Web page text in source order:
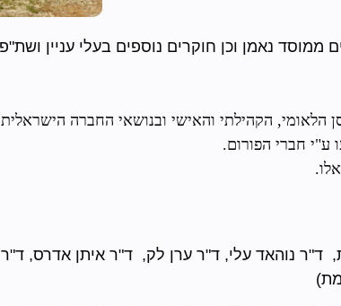
הלאומי, הקהילתי והאישי ובנושאי החברה
חברי הפורום.
ד"ר נוהאד עלי, ד"ר ערן לק, ד"ר איתן אדרס,